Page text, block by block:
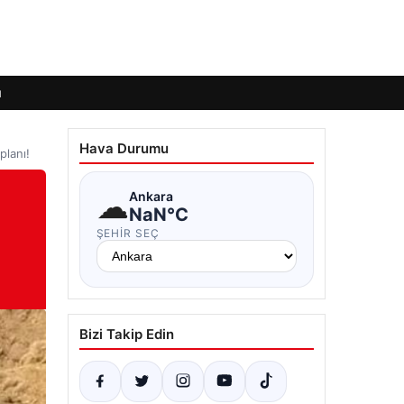
Hava Durumu
☁Ankara
NaN°C
ŞEHIR SEÇ
Bizi Takip Edin